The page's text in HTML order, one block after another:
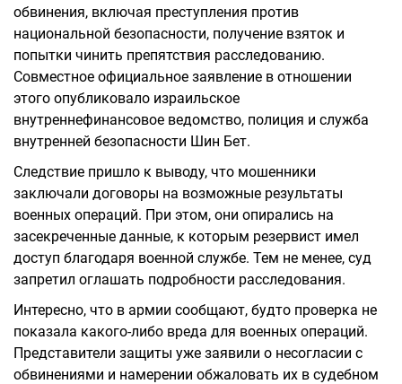
обвинения, включая преступления против
национальной безопасности, получение взяток и
попытки чинить препятствия расследованию.
Совместное официальное заявление в отношении
этого опубликовало израильское
внутреннефинансовое ведомство, полиция и служба
внутренней безопасности Шин Бет.
Следствие пришло к выводу, что мошенники
заключали договоры на возможные результаты
военных операций. При этом, они опирались на
засекреченные данные, к которым резервист имел
доступ благодаря военной службе. Тем не менее, суд
запретил оглашать подробности расследования.
Интересно, что в армии сообщают, будто проверка не
показала какого-либо вреда для военных операций.
Представители защиты уже заявили о несогласии с
обвинениями и намерении обжаловать их в судебном